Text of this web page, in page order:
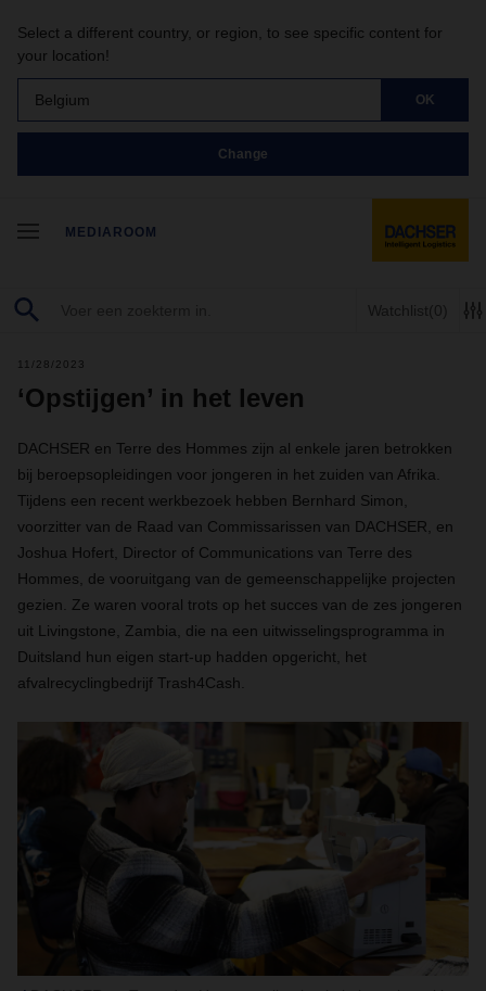
Select a different country, or region, to see specific content for
your location!
Belgium OK
Change
MEDIAROOM
Watchlist(0)
11/28/2023
‘Opstijgen’ in het leven
DACHSER en Terre des Hommes zijn al enkele jaren betrokken
bij beroepsopleidingen voor jongeren in het zuiden van Afrika.
Tijdens een recent werkbezoek hebben Bernhard Simon,
voorzitter van de Raad van Commissarissen van DACHSER, en
Joshua Hofert, Director of Communications van Terre des
Hommes, de vooruitgang van de gemeenschappelijke projecten
gezien. Ze waren vooral trots op het succes van de zes jongeren
uit Livingstone, Zambia, die na een uitwisselingsprogramma in
Duitsland hun eigen start-up hadden opgericht, het
afvalrecyclingbedrijf Trash4Cash.